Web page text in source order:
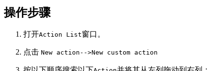
操作步骤
打开Action List窗口。
点击 New action-->New custom action